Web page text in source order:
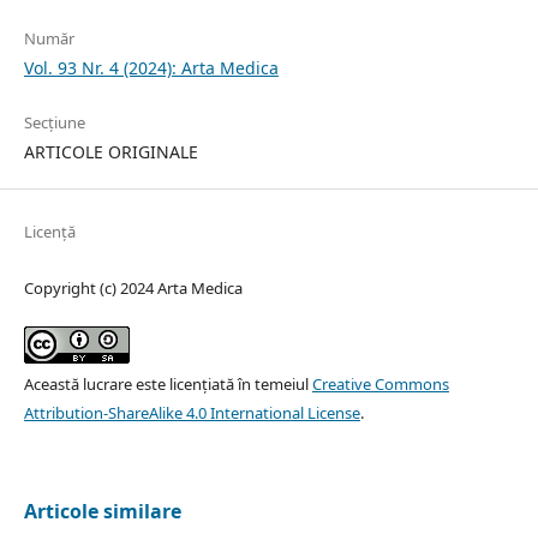
Număr
Vol. 93 Nr. 4 (2024): Arta Medica
Secțiune
ARTICOLE ORIGINALE
Licență
Copyright (c) 2024 Arta Medica
Această lucrare este licențiată în temeiulCreative Commons
Attribution-ShareAlike 4.0 International License.
Articole similare